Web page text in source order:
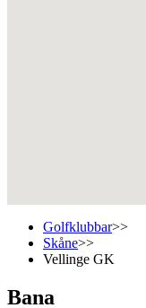
Golfklubbar>>
Skåne>>
Vellinge GK
Bana